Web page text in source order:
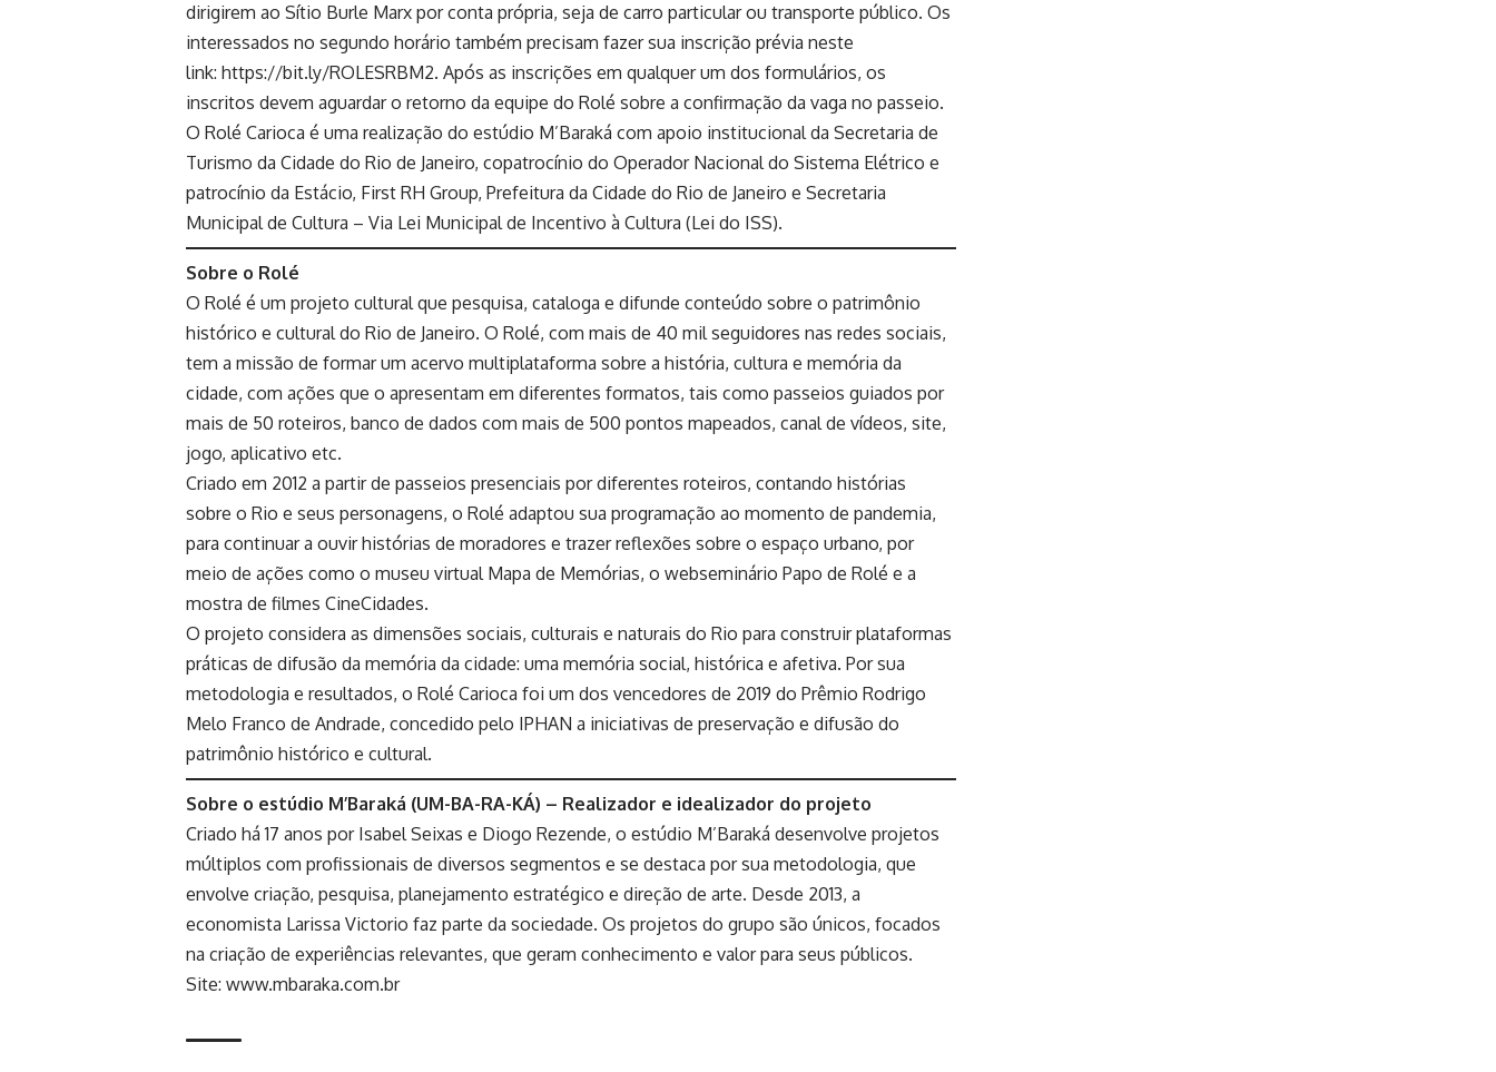
dirigirem ao Sítio Burle Marx por conta própria, seja de carro particular ou transporte público. Os
interessados no segundo horário também precisam fazer sua inscrição prévia neste
link: https://bit.ly/ROLESRBM2. Após as inscrições em qualquer um dos formulários, os
inscritos devem aguardar o retorno da equipe do Rolé sobre a confirmação da vaga no passeio.
O Rolé Carioca é uma realização do estúdio M’Baraká com apoio institucional da Secretaria de
Turismo da Cidade do Rio de Janeiro, copatrocínio do Operador Nacional do Sistema Elétrico e
patrocínio da Estácio, First RH Group, Prefeitura da Cidade do Rio de Janeiro e Secretaria
Municipal de Cultura – Via Lei Municipal de Incentivo à Cultura (Lei do ISS).
Sobre o Rolé
O Rolé é um projeto cultural que pesquisa, cataloga e difunde conteúdo sobre o patrimônio
histórico e cultural do Rio de Janeiro. O Rolé, com mais de 40 mil seguidores nas redes sociais,
tem a missão de formar um acervo multiplataforma sobre a história, cultura e memória da
cidade, com ações que o apresentam em diferentes formatos, tais como passeios guiados por
mais de 50 roteiros, banco de dados com mais de 500 pontos mapeados, canal de vídeos, site,
jogo, aplicativo etc.
Criado em 2012 a partir de passeios presenciais por diferentes roteiros, contando histórias
sobre o Rio e seus personagens, o Rolé adaptou sua programação ao momento de pandemia,
para continuar a ouvir histórias de moradores e trazer reflexões sobre o espaço urbano, por
meio de ações como o museu virtual Mapa de Memórias, o webseminário Papo de Rolé e a
mostra de filmes CineCidades.
O projeto considera as dimensões sociais, culturais e naturais do Rio para construir plataformas
práticas de difusão da memória da cidade: uma memória social, histórica e afetiva. Por sua
metodologia e resultados, o Rolé Carioca foi um dos vencedores de 2019 do Prêmio Rodrigo
Melo Franco de Andrade, concedido pelo IPHAN a iniciativas de preservação e difusão do
patrimônio histórico e cultural.
Sobre o estúdio M’Baraká (UM-BA-RA-KÁ) – Realizador e idealizador do projeto
Criado há 17 anos por Isabel Seixas e Diogo Rezende, o estúdio M’Baraká desenvolve projetos
múltiplos com profissionais de diversos segmentos e se destaca por sua metodologia, que
envolve criação, pesquisa, planejamento estratégico e direção de arte. Desde 2013, a
economista Larissa Victorio faz parte da sociedade. Os projetos do grupo são únicos, focados
na criação de experiências relevantes, que geram conhecimento e valor para seus públicos.
Site: www.mbaraka.com.br